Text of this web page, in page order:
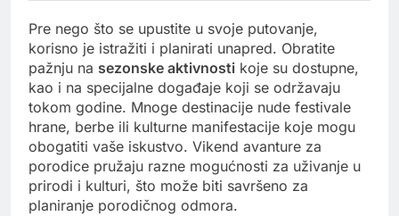
Pre nego što se upustite u svoje putovanje,
korisno je istražiti i planirati unapred. Obratite
pažnju na sezonske aktivnosti koje su dostupne,
kao i na specijalne događaje koji se održavaju
tokom godine. Mnoge destinacije nude festivale
hrane, berbe ili kulturne manifestacije koje mogu
obogatiti vaše iskustvo. Vikend avanture za
porodice pružaju razne mogućnosti za uživanje u
prirodi i kulturi, što može biti savršeno za
planiranje porodičnog odmora.